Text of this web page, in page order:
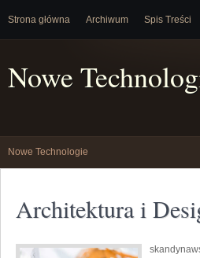
Strona główna Archiwum Spis Treści
Nowe
Nowe Technologie
Architektura i